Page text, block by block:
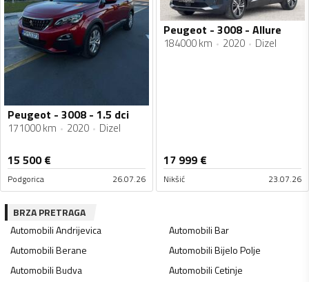
Peugeot - 3008 - 1.5 dci
171000 km 2020 Dizel
15 500€
Podgorica 26.07.26
Peugeot - 3008 - Allure
184000 km 2020 Dizel
17 999 €
Nikšić 23.07.26
BRZA PRETRAGA
AutomobiliAndrijevica AutomobiliBar
AutomobiliBerane AutomobiliBijelo Polje
AutomobiliBudva AutomobiliCetinje